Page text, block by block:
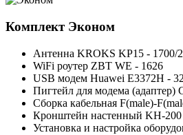
Комплект Эконом
Антенна KROKS KP15 - 1700/
WiFi роутер ZBT WE - 1626
USB модем Huawei E3372H -
Пигтейл для модема (адаптер)
Сборка кабельная F(male)-
Кронштейн настенный KH-200
Установка и настройка